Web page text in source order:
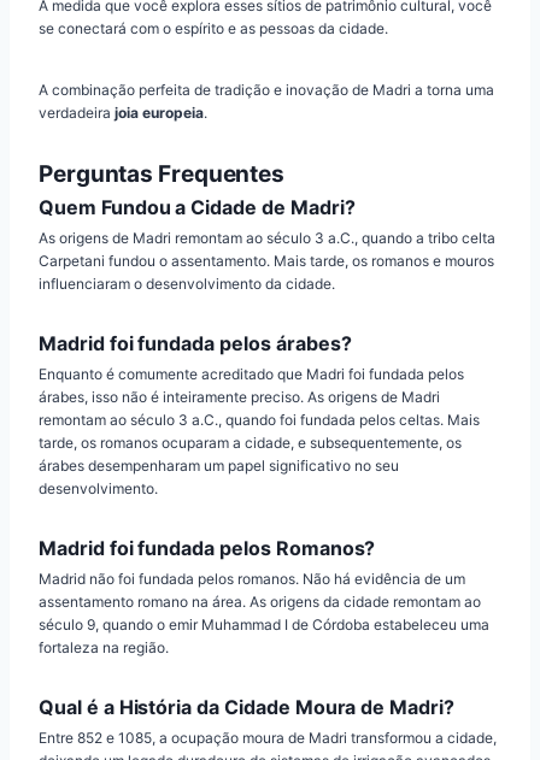
À medida que você explora esses sítios de patrimônio cultural, você
se conectará com o espírito e as pessoas da cidade.
A combinação perfeita de tradição e inovação de Madri a torna uma
verdadeira joia europeia.
Perguntas Frequentes
Quem Fundou a Cidade de Madri?
As origens de Madri remontam ao século 3 a.C., quando a tribo celta
Carpetani fundou o assentamento. Mais tarde, os romanos e mouros
influenciaram o desenvolvimento da cidade.
Madrid foi fundada pelos árabes?
Enquanto é comumente acreditado que Madri foi fundada pelos
árabes, isso não é inteiramente preciso. As origens de Madri
remontam ao século 3 a.C., quando foi fundada pelos celtas. Mais
tarde, os romanos ocuparam a cidade, e subsequentemente, os
árabes desempenharam um papel significativo no seu
desenvolvimento.
Madrid foi fundada pelos Romanos?
Madrid não foi fundada pelos romanos. Não há evidência de um
assentamento romano na área. As origens da cidade remontam ao
século 9, quando o emir Muhammad I de Córdoba estabeleceu uma
fortaleza na região.
Qual é a História da Cidade Moura de Madri?
Entre 852 e 1085, a ocupação moura de Madri transformou a cidade,